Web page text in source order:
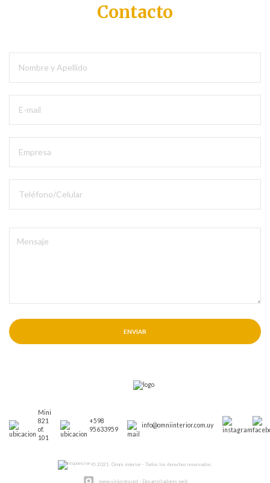
Contacto
ENVIAR
Mini
821
of.
101
+598
95633959
info@omniinterior.com.uy
© 2021. Omni interior - Todos los derechos reservados.
www.siniestro.net - Desarrolladores web